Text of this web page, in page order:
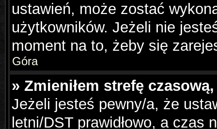
ustawień, może zostać
użytkowników. Jeżeli nie
moment na to, żeby się
Góra
» Zmieniłem strefę
Jeżeli jesteś pewny/a, że
letni/DST prawidłowo, a czas